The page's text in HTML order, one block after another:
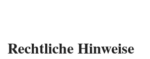
Rechtliche Hinweise